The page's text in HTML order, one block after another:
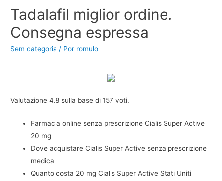
Tadalafil miglior ordine.
Consegna espressa
Sem categoria / Por romulo
Valutazione4.8 sulla base di157 voti.
Farmacia online senza prescrizione Cialis Super Active
20 mg
Dove acquistare Cialis Super Active senza prescrizione
medica
Quanto costa 20 mg Cialis Super Active Stati Uniti